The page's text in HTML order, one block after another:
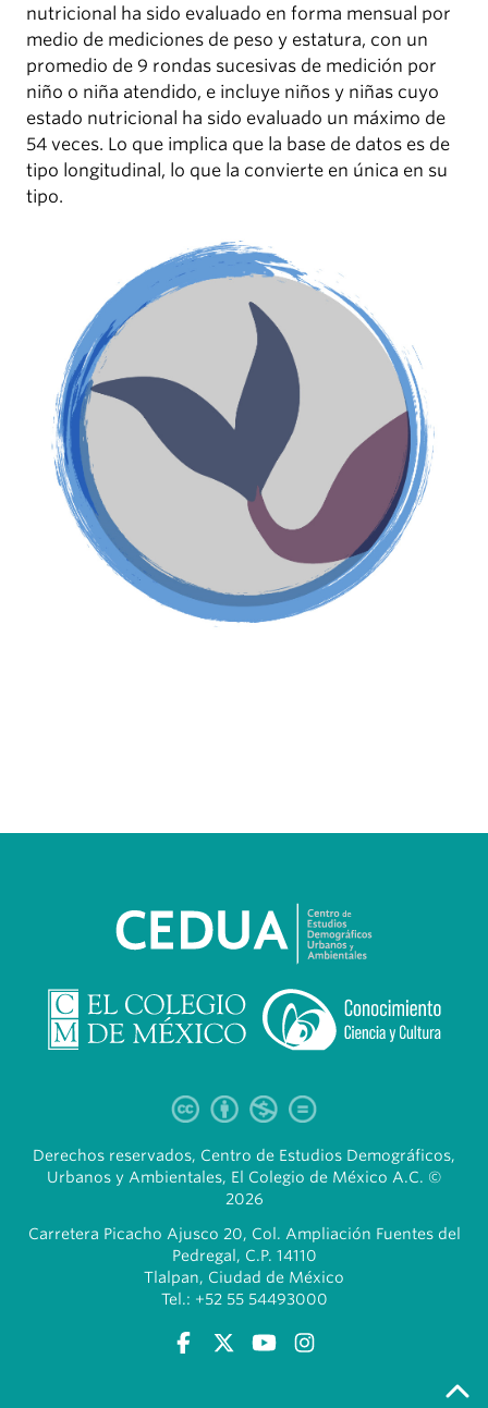
nutricional ha sido evaluado en forma mensual por
medio de mediciones de peso y estatura, con un
promedio de 9 rondas sucesivas de medición por
niño o niña atendido, e incluye niños y niñas cuyo
estado nutricional ha sido evaluado un máximo de
54 veces. Lo que implica que la base de datos es de
tipo longitudinal, lo que la convierte en única en su
tipo.
Derechos reservados, Centro de Estudios Demográficos,
Urbanos y Ambientales, El Colegio de México A.C. ©
2026
Carretera Picacho Ajusco 20, Col. Ampliación Fuentes del
Pedregal, C.P. 14110
Tlalpan, Ciudad de México
Tel.: +52 55 54493000